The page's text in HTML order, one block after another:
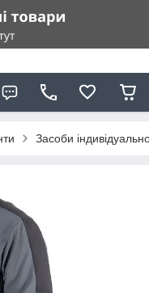
Засоби